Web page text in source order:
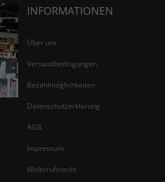
INFORMATIONEN
Über uns
Versandbedingungen
Bezahlmöglichkeiten
Datenschutzerklärung
AGB
Impressum
Widerrufsrecht